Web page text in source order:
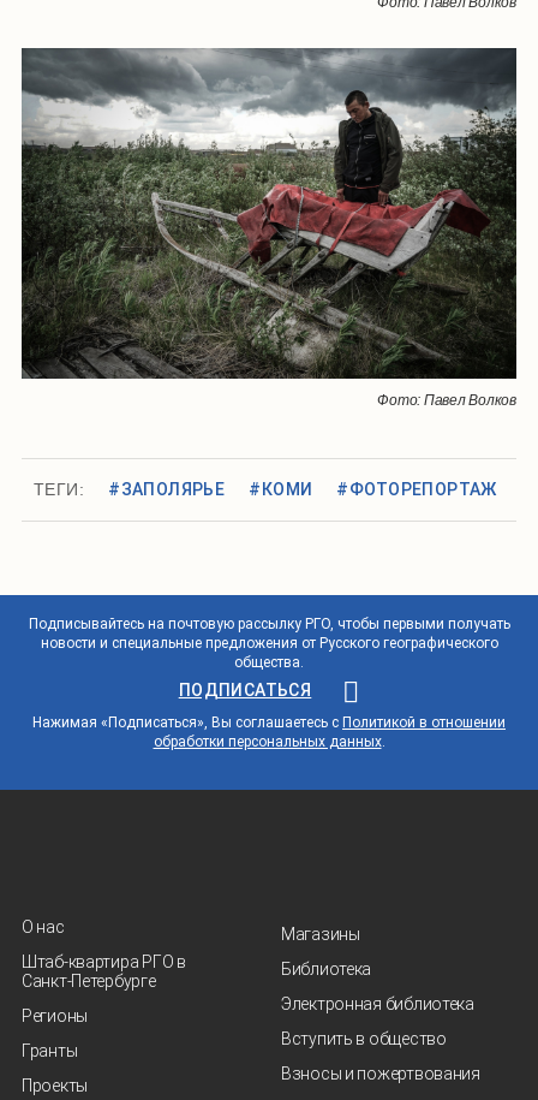
Фото: Павел Волков
ТЕГИ: #ЗАПОЛЯРЬЕ #КОМИ #ФОТОРЕПОРТАЖ
Подписывайтесь на почтовую рассылку РГО, чтобы первыми получать
новости и специальные предложения от Русского географического
общества.
ПОДПИСАТЬСЯ
Нажимая «Подписаться», Вы соглашаетесь с Политикой в отношении
обработки персональных данных.
О нас
Штаб-квартира РГО в
Санкт‑Петербурге
Регионы
Гранты
Проекты
Магазины
Библиотека
Электронная библиотека
Вступить в общество
Взносы и пожертвования